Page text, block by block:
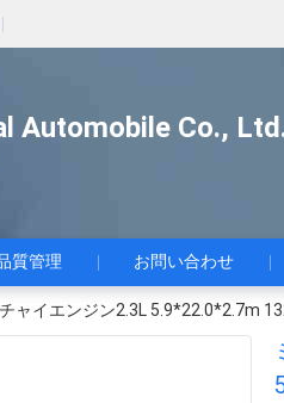
Automobile Co.,
質管理 お問い合わせ
ャイエンジン2.3L 5.9*22.0*2.7m